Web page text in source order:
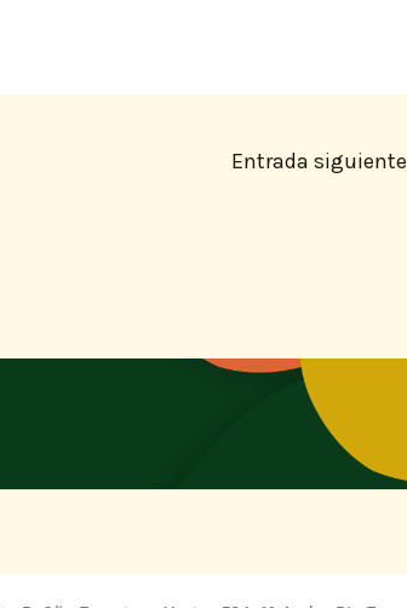
Entrada siguiente